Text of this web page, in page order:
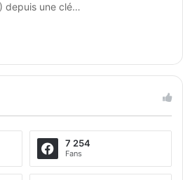
depuis une clé…
7 254
Fans